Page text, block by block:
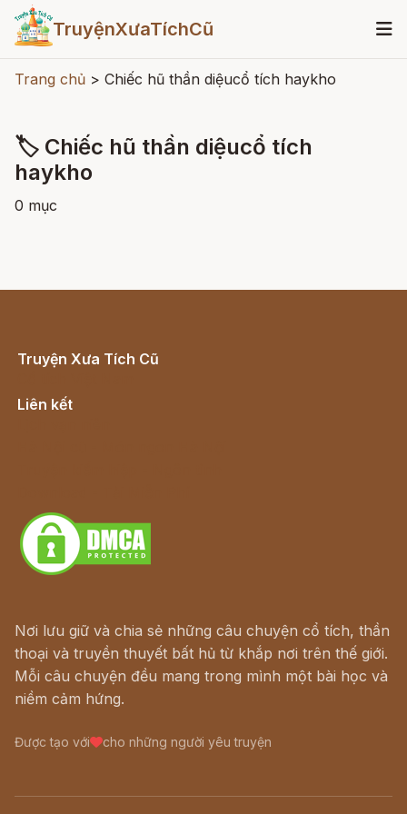
TruyệnXưaTíchCũ
Trang chủ > Chiếc hũ thần diệucổ tích haykho
🏷 Chiếc hũ thần diệucổ tích
haykho
0 mục
Truyện Xưa Tích Cũ
Liên kết
Nơi lưu giữ và chia sẻ những câu chuyện cổ tích, thần
thoại và truyền thuyết bất hủ từ khắp nơi trên thế giới.
Mỗi câu chuyện đều mang trong mình một bài học và
niềm cảm hứng.
Được tạo với cho những người yêu truyện